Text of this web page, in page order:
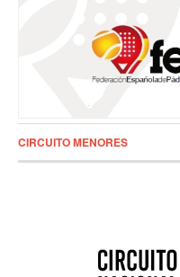
CIRCUITO MENORES